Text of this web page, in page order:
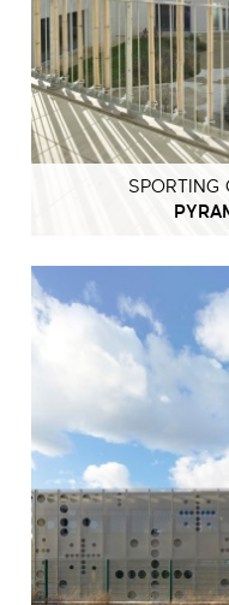
SPORTING